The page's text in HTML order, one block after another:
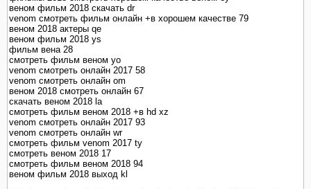
веном фильм 2018 скачать dr
venom смотреть фильм онлайн +в хорошем качестве 79
веном 2018 актеры qe
веном фильм 2018 ys
фильм вена 28
смотреть фильм веном yo
venom смотреть онлайн 2017 58
venom смотреть онлайн om
веном 2018 смотреть онлайн 67
скачать веном 2018 la
смотреть фильм веном 2018 +в hd xz
venom смотреть онлайн 2017 93
venom смотреть онлайн wr
смотреть фильм venom 2017 ty
смотреть веном 2018 17
смотреть фильм веном 2018 94
веном фильм 2018 выход kl